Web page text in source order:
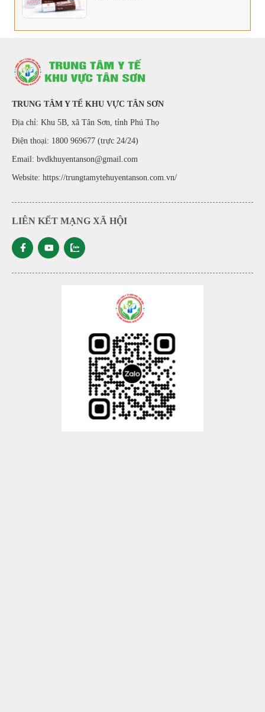
TRUNG TÂM Y TẾ KHU VỰC TÂN SƠN
Địa chỉ: Khu 5B, xã Tân Sơn, tỉnh Phú Thọ
Điện thoại: 1800 969677 (trực 24/24)
Email: bvdkhuyentanson@gmail.com
Website: https://trungtamytehuyentanson.com.vn/
LIÊN KẾT MẠNG XÃ HỘI